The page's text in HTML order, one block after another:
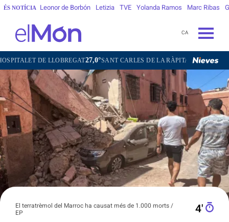
ÉS NOTÍCIA Leonor de Borbón Letizia TVE Yolanda Ramos Marc Ribas
CA
LLOBREGAT27,0°SANT CARLES DE LA RÀPITA 27,5°SANT CUGAT DEL
El terratrèmol del Marroc ha causat més de 1.000 morts /
EP
4′